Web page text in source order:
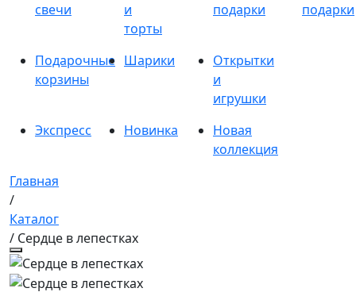
свечи
и
торты
подарки
подарки
Подарочные
корзины
Шарики
Открытки
и
игрушки
Экспресс
Новинка
Новая
коллекция
Главная
/
Каталог
/ Сердце в лепестках